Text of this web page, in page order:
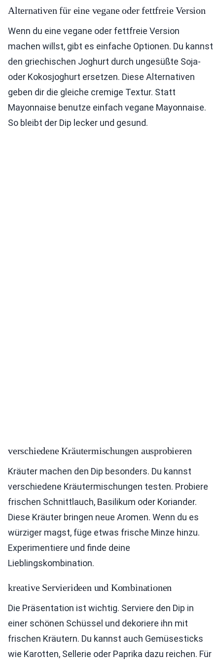
Alternativen für eine vegane oder fettfreie Version
Wenn du eine vegane oder fettfreie Version
machen willst, gibt es einfache Optionen. Du kannst
den griechischen Joghurt durch ungesüßte Soja-
oder Kokosjoghurt ersetzen. Diese Alternativen
geben dir die gleiche cremige Textur. Statt
Mayonnaise benutze einfach vegane Mayonnaise.
So bleibt der Dip lecker und gesund.
verschiedene Kräutermischungen ausprobieren
Kräuter machen den Dip besonders. Du kannst
verschiedene Kräutermischungen testen. Probiere
frischen Schnittlauch, Basilikum oder Koriander.
Diese Kräuter bringen neue Aromen. Wenn du es
würziger magst, füge etwas frische Minze hinzu.
Experimentiere und finde deine
Lieblingskombination.
kreative Servierideen und Kombinationen
Die Präsentation ist wichtig. Serviere den Dip in
einer schönen Schüssel und dekoriere ihn mit
frischen Kräutern. Du kannst auch Gemüsesticks
wie Karotten, Sellerie oder Paprika dazu reichen. Für